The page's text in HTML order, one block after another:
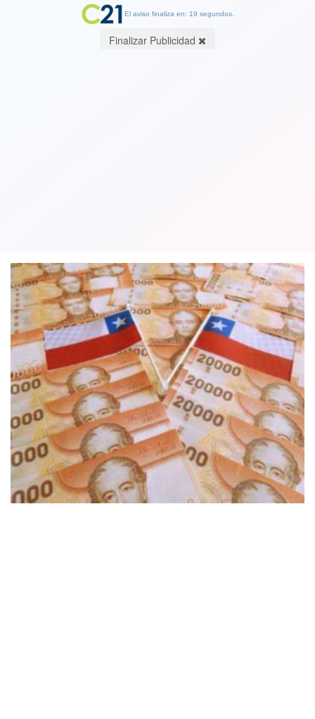
El aviso finaliza en: 19 segundos.
Finalizar Publicidad